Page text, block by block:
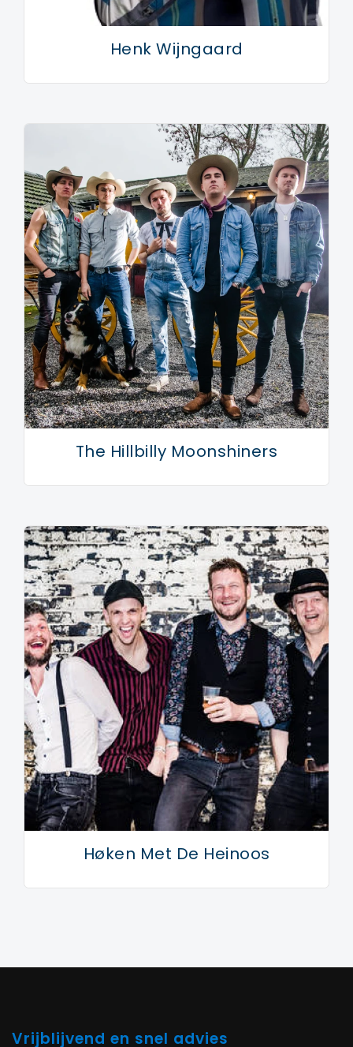
Henk Wijngaard
The Hillbilly Moonshiners
Høken Met De Heinoos
Vrijblijvend en snel advies